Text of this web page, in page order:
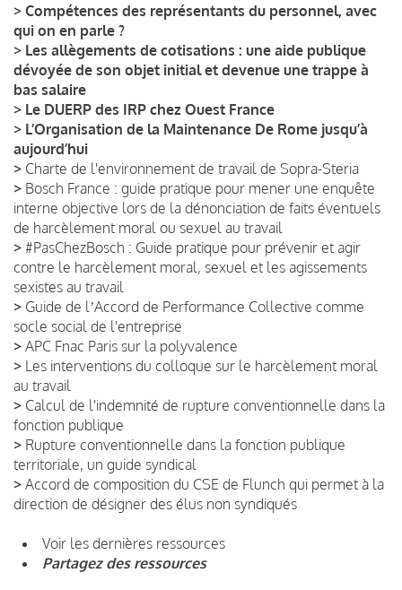
> Compétences des représentants du personnel, avec
qui on en parle ?
> Les allègements de cotisations : une aide publique
dévoyée de son objet initial et devenue une trappe à
bas salaire
> Le DUERP des IRP chez Ouest France
> L’Organisation de la Maintenance De Rome jusqu’à
aujourd’hui
> Charte de l'environnement de travail de Sopra-Steria
> Bosch France : guide pratique pour mener une enquête
interne objective lors de la dénonciation de faits éventuels
de harcèlement moral ou sexuel au travail
> #PasChezBosch : Guide pratique pour prévenir et agir
contre le harcèlement moral, sexuel et les agissements
sexistes au travail
> Guide de lʼAccord de Performance Collective comme
socle social de l'entreprise
> APC Fnac Paris sur la polyvalence
> Les interventions du colloque sur le harcèlement moral
au travail
> Calcul de l'indemnité de rupture conventionnelle dans la
fonction publique
> Rupture conventionnelle dans la fonction publique
territoriale, un guide syndical
> Accord de composition du CSE de Flunch qui permet à la
direction de désigner des élus non syndiqués
Voir les dernières ressources
Partagez des ressources